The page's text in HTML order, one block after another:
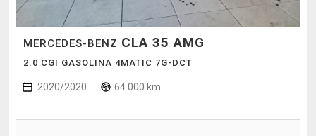
MERCEDES-BENZ CLA 35 AMG
2.0 CGI GASOLINA 4MATIC 7G-DCT
2020/2020 64.000 km